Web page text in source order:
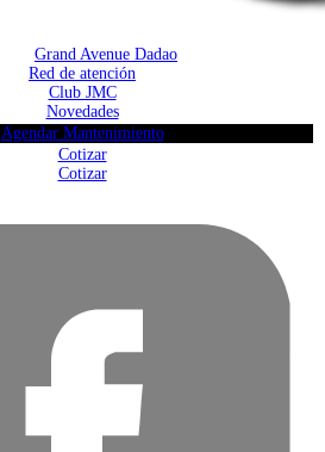
Grand Avenue Dadao
Red de atención
Club JMC
Novedades
Agendar Mantenimiento
Cotizar
Cotizar